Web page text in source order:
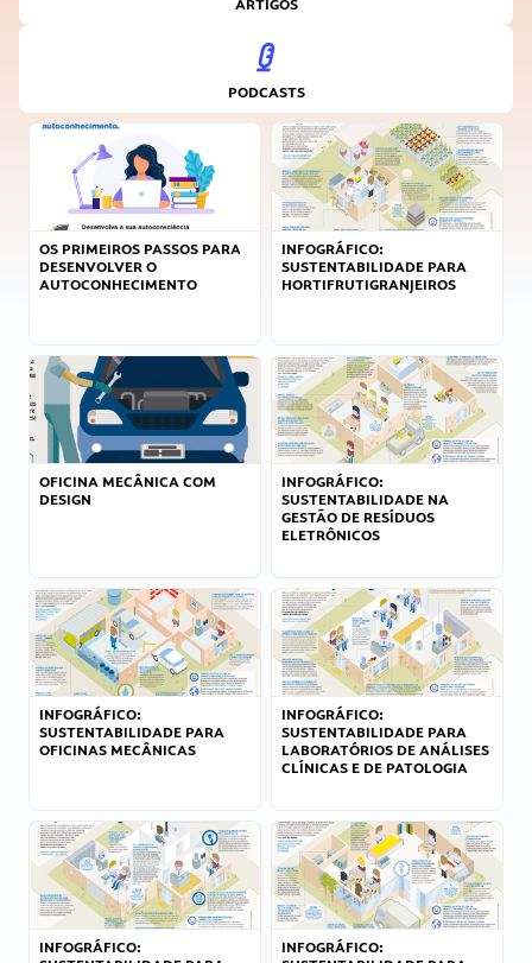
ARTIGOS
PODCASTS
OS PRIMEIROS PASSOS PARA
DESENVOLVER O
AUTOCONHECIMENTO
INFOGRÁFICO:
SUSTENTABILIDADE PARA
HORTIFRUTIGRANJEIROS
OFICINA MECÂNICA COM
DESIGN
INFOGRÁFICO:
SUSTENTABILIDADE NA
GESTÃO DE RESÍDUOS
ELETRÔNICOS
INFOGRÁFICO:
SUSTENTABILIDADE PARA
OFICINAS MECÂNICAS
INFOGRÁFICO:
SUSTENTABILIDADE PARA
LABORATÓRIOS DE ANÁLISES
CLÍNICAS E DE PATOLOGIA
INFOGRÁFICO:
INFOGRÁFICO: